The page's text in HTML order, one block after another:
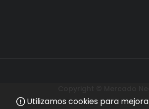
Utilizamos cookies para